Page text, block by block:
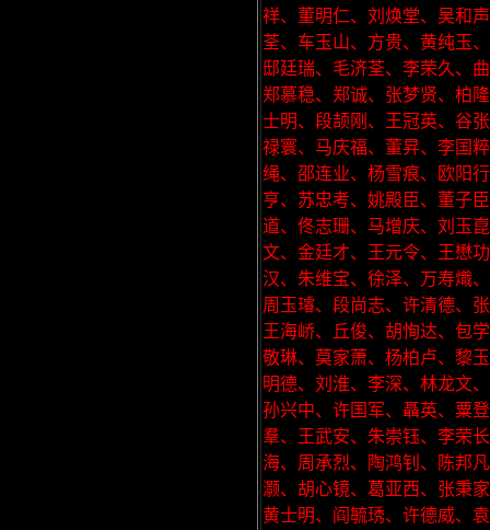
祥、董明仁、刘焕堂、吴和
荃、车玉山、方贵、黄纯玉
邸廷瑞、毛济荃、李荣久、
郑慕稳、郑诚、张梦贤、柏
士明、段颉刚、王冠英、谷
禄寰、马庆福、董昇、李国
绳、邵连业、杨雪痕、欧阳
亨、苏忠考、姚殿臣、董子
道、佟志珊、马增庆、刘玉
文、金廷才、王元令、王懋
汉、朱维宝、徐泽、万寿熾
周玉璿、段尚志、许清德、
王海峤、丘俊、胡恂达、包
敬琳、莫家萧、杨柏卢、黎
明德、刘淮、李深、林龙文
孙兴中、许国军、聶英、粟
羣、王武安、朱崇钰、李荣
海、周承烈、陶鸿钊、陈邦
灏、胡心镜、葛亚西、张秉
黄士明、阎毓琇、许德威、